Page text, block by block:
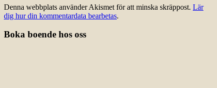
Denna webbplats använder Akismet för att minska skräppost. Lär
dig hur din kommentardata bearbetas.
Boka boende hos oss